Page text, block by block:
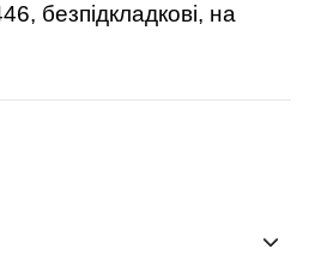
безпідкладкові, на